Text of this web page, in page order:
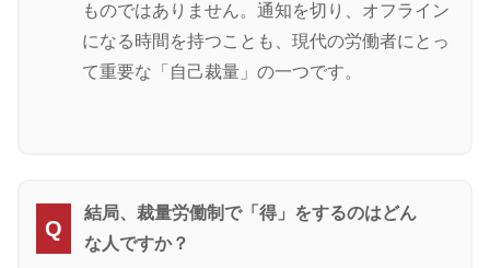
ものではありません。通知を切り、オフライン
になる時間を持つことも、現代の労働者にとっ
て重要な「自己裁量」の一つです。
Q
結局、裁量労働制で「得」をするのはどん
な人ですか？